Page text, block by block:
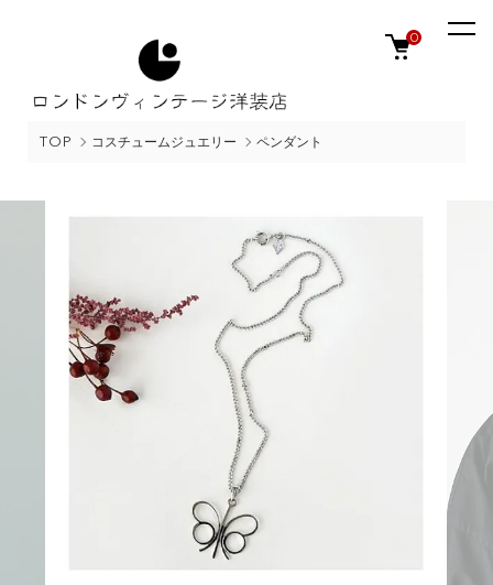
0
TOP コスチュームジュエリー ペンダント